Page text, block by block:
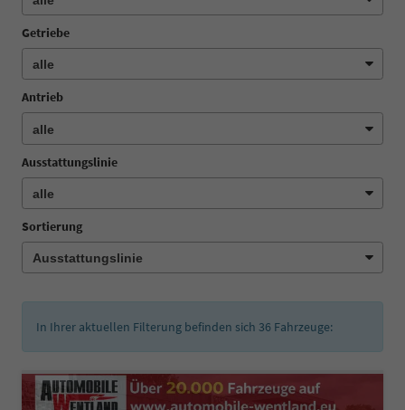
Getriebe
Antrieb
Ausstattungslinie
Sortierung
In Ihrer aktuellen Filterung befinden sich 36 Fahrzeuge: